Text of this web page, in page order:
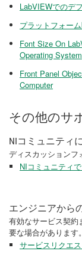
LabVIEWでのデ
プラットフォー
Font Size On
Operating System
Front Panel
Computer
その他のサ
NIコミュニティ
ディスカッションフ
NIコミュニティ
エンジニアから
有効なサービス契約
要な場合があります
サービスリクエ